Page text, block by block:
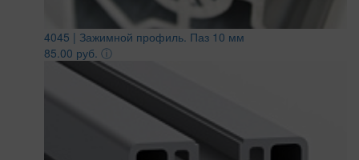
4045 | Зажимной профиль. Паз 10 мм
85.00 руб. ⓘ